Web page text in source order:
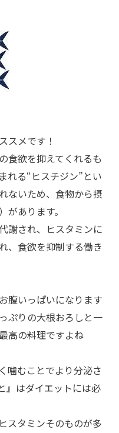
スメです！
食欲を抑えてくれるも
れる“ヒスチジン”とい
ないため、食物から摂
あります。
謝され、ヒスタミンに
、食欲を抑制する働き
腹いっぱいになります
ぷりの大根おろしと一
高の料理ですよね
噛むことでより分泌さ
』はダイエットには必
スタミンそのものが多